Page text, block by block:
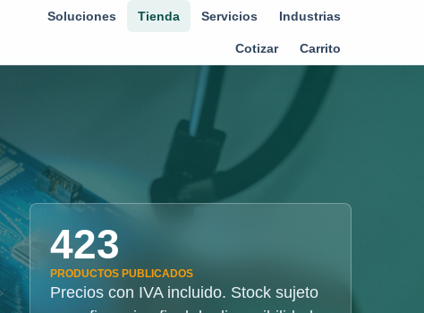
Soluciones Tienda Servicios Industrias
Cotizar Carrito
423
PRODUCTOS PUBLICADOS
Precios con IVA incluido. Stock sujeto